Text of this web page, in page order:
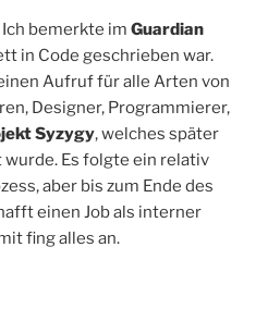
Ich bemerkte im Guardian
in Code geschrieben war.
Aufruf für alle Arten von
Designer, Programmierer,
Syzygy, welches später
wurde. Es folgte ein relativ
aber bis zum Ende des
einen Job als interner
fing alles an.